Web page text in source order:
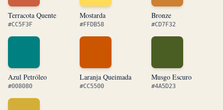
Terracota Quente
#CC5F3F
Mostarda
#FFDB58
Bronze
#CD7F32
Azul Petróleo
#008080
Laranja Queimada
#CC5500
Musgo Escuro
#4A5D23